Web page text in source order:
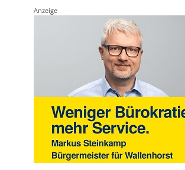
Anzeige